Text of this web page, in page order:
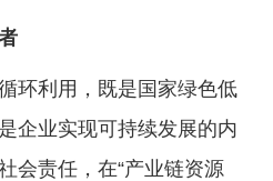
环利用，既是国家绿色低
企业实现可持续发展的内
会责任，在“产业链资源